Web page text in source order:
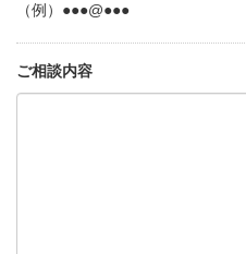
（例）●●●@●●●
ご相談内容